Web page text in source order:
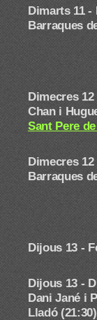
Dimarts 11 -
Barraques
Dimecres
Chan i
Sant Pere
Dimecres 12
Barraques
Dijous 13 -
Dijous 13 -
Dani Jané i
Lladó (21:30)